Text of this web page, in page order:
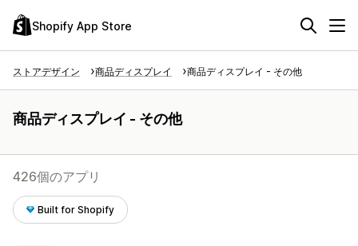
Shopify App Store
ストアデザイン 商品ディスプレイ 商品ディスプレイ - その他
商品ディスプレイ - その他
426個のアプリ
Built for Shopify